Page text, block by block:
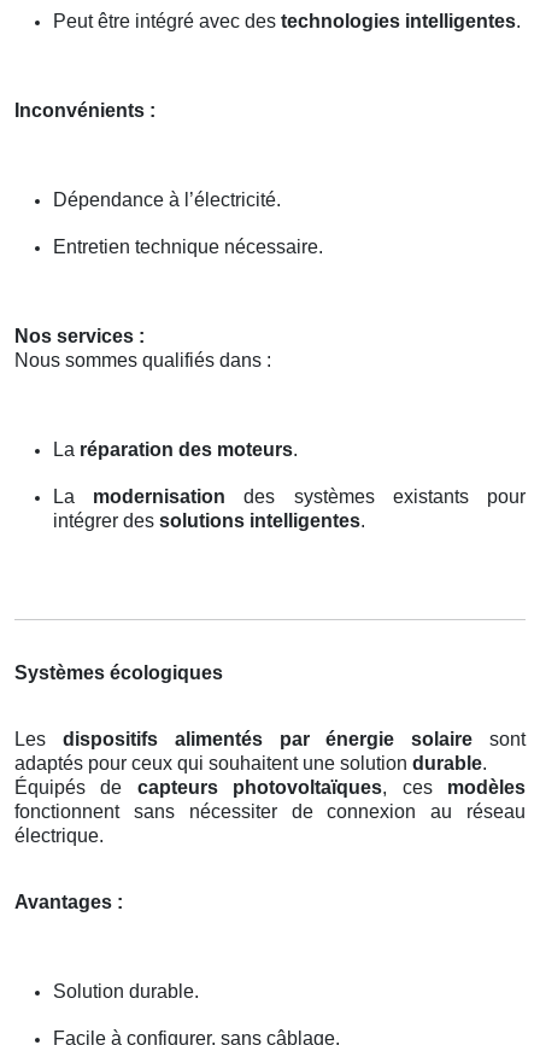
Peut être intégré avec des technologies intelligentes.
Inconvénients :
Dépendance à l’électricité.
Entretien technique nécessaire.
Nos services :
Nous sommes qualifiés dans :
La réparation des moteurs.
La modernisation des systèmes existants pour
intégrer des solutions intelligentes.
Systèmes écologiques
Les dispositifs alimentés par énergie solaire sont
adaptés pour ceux qui souhaitent une solution durable.
Équipés de capteurs photovoltaïques, ces modèles
fonctionnent sans nécessiter de connexion au réseau
électrique.
Avantages :
Solution durable.
Facile à configurer, sans câblage.